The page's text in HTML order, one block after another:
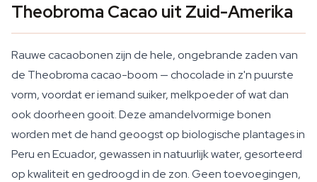
Theobroma Cacao uit Zuid-Amerika
Rauwe cacaobonen zijn de hele, ongebrande zaden van
de Theobroma cacao-boom — chocolade in z'n puurste
vorm, voordat er iemand suiker, melkpoeder of wat dan
ook doorheen gooit. Deze amandelvormige bonen
worden met de hand geoogst op biologische plantages in
Peru en Ecuador, gewassen in natuurlijk water, gesorteerd
op kwaliteit en gedroogd in de zon. Geen toevoegingen,